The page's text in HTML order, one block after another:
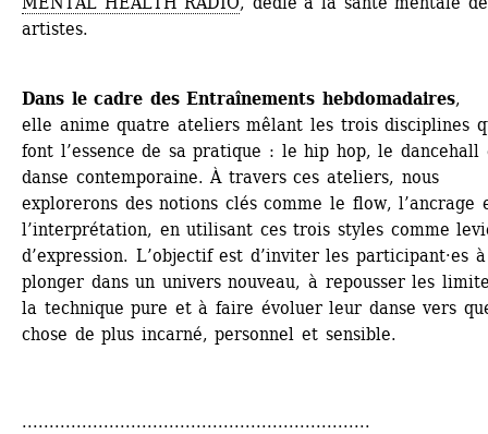
artistes.
Dans le cadre des Entraînements hebdomadaires,
elle anime quatre ateliers mêlant les trois disciplines
font l’essence de sa pratique : le hip hop, le dancehall
danse contemporaine. À travers ces ateliers, nous
explorerons des notions clés comme le flow, l’ancrage
l’interprétation, en utilisant ces trois styles comme
d’expression. L’objectif est d’inviter les participant·es à
plonger dans un univers nouveau, à repousser les
la technique pure et à faire évoluer leur danse vers
chose de plus incarné, personnel et sensible.
................................................................